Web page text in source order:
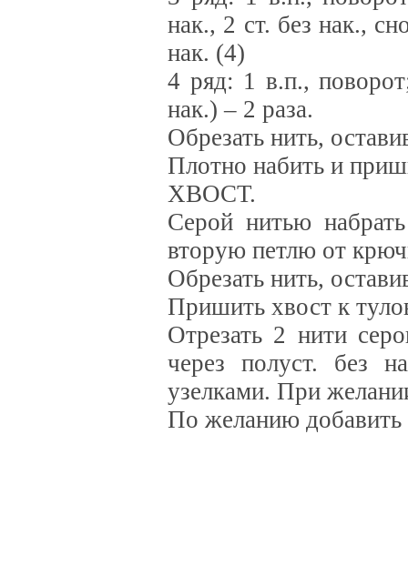
нак., 2 ст. без нак.,
нак. (4)
4 ряд: 1 в.п.,
нак.) – 2 раза.
Обрезать нить,
Плотно набить и
ХВОСТ.
Серой нитью
вторую петлю от
Обрезать нить,
Пришить хвост к
Отрезать 2 нити
через полуст. без
узелками. При
По желанию добавить